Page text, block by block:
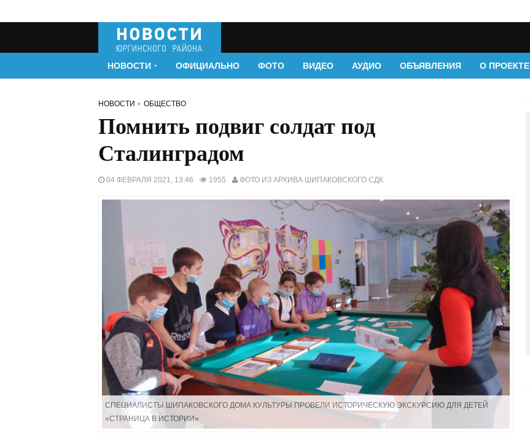
НОВОСТИ ОФИЦИАЛЬНО ФОТО ВИДЕО АУДИО ОБЪЯВЛЕНИЯ О ПРОЕКТЕ
НОВОСТИ ОБЩЕСТВО
Помнить подвиг солдат под
Сталинградом
04 ФЕВРАЛЯ 2021, 13:46 1955 ФОТО ИЗ АРХИВА ШИПАКОВСКОГО СДК
СПЕЦИАЛИСТЫ ШИПАКОВСКОГО ДОМА КУЛЬТУРЫ ПРОВЕЛИ ИСТОРИЧЕСКУЮ ЭКСКУРСИЮ ДЛЯ ДЕТЕЙ
«СТРАНИЦА В ИСТОРИИ»